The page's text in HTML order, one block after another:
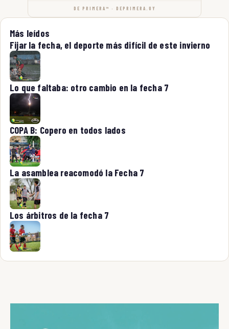
DE PRIMERA™ · DEPRIMERA.UY
Más leídos
Fijar la fecha, el deporte más difícil de este invierno
Lo que faltaba: otro cambio en la fecha 7
COPA B: Copero en todos lados
La asamblea reacomodó la Fecha 7
Los árbitros de la fecha 7